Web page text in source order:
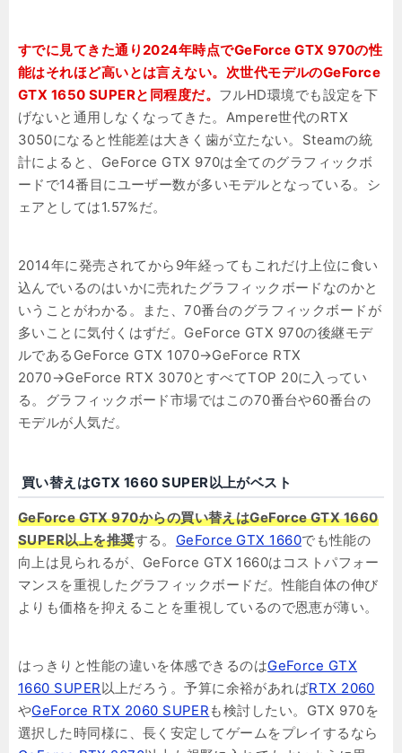
すでに見てきた通り2024年時点でGeForce GTX 970の性
能はそれほど高いとは言えない。次世代モデルのGeForce
GTX 1650 SUPERと同程度だ。 フルHD環境でも設定を下
げないと通用しなくなってきた。Ampere世代のRTX
3050になると性能差は大きく歯が立たない。Steamの統
計によると、GeForce GTX 970は全てのグラフィックボ
ードで14番目にユーザー数が多いモデルとなっている。シ
ェアとしては1.57%だ。
2014年に発売されてから9年経ってもこれだけ上位に食い
込んでいるのはいかに売れたグラフィックボードなのかと
いうことがわかる。また、70番台のグラフィックボードが
多いことに気付くはずだ。GeForce GTX 970の後継モデ
ルであるGeForce GTX 1070→GeForce RTX
2070→GeForce RTX 3070とすべてTOP 20に入ってい
る。グラフィックボード市場ではこの70番台や60番台の
モデルが人気だ。
買い替えはGTX 1660 SUPER以上がベスト
GeForce GTX 970からの買い替えはGeForce GTX 1660
SUPER以上を推奨する。 GeForce GTX 1660でも性能の
向上は見られるが、GeForce GTX 1660はコストパフォー
マンスを重視したグラフィックボードだ。性能自体の伸び
よりも価格を抑えることを重視しているので恩恵が薄い。
はっきりと性能の違いを体感できるのはGeForce GTX
1660 SUPER以上だろう。予算に余裕があればRTX 2060
やGeForce RTX 2060 SUPER も検討したい。GTX 970を
選択した時同様に、長く安定してゲームをプレイするなら